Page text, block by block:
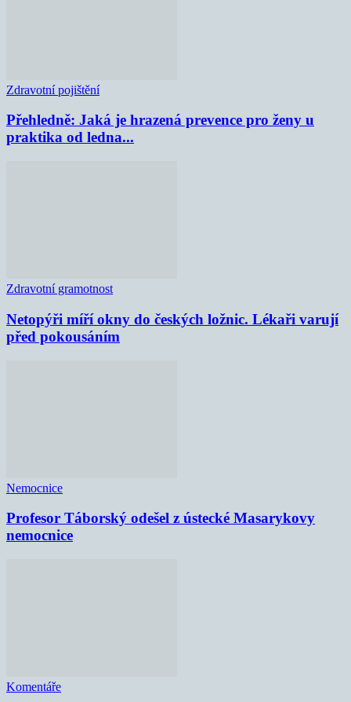
Zdravotní pojištění
Přehledně: Jaká je hrazená prevence pro ženy u
praktika od ledna...
Zdravotní gramotnost
Netopýři míří okny do českých ložnic. Lékaři varují
před pokousáním
Nemocnice
Profesor Táborský odešel z ústecké Masarykovy
nemocnice
Komentáře